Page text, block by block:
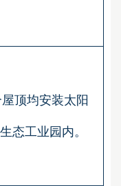
顶均安装太阳
态工业园内。